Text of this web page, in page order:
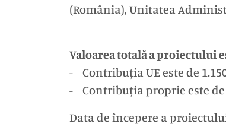
(România), Unitatea
Valoarea totală a proiectului
- Contribuția UE este de
- Contribuția proprie este de
Data de începere a